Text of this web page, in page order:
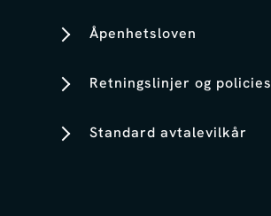
Åpenhetsloven
Retningslinjer og policies
Standard avtalevilkår